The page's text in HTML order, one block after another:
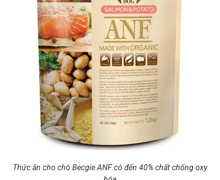
Thức ăn cho chó Becgie ANF có đến 40% chất chống oxy